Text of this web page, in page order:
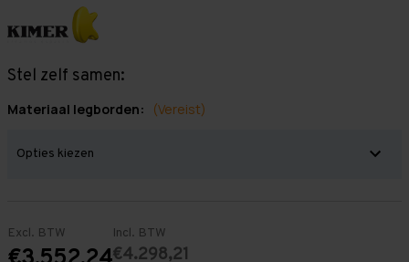
Stel zelf samen:
Materiaal legborden: (Vereist)
Excl. BTW Incl. BTW
€4.298,21